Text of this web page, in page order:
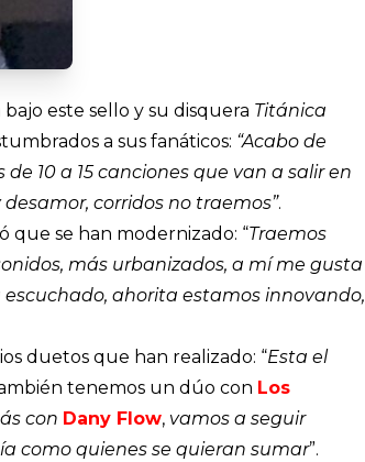
este sello y su disquera Titánica
a sus fanáticos: “Acabo de
10 a 15 canciones que van a salir en
corridos no traemos”.
que se han modernizado: “Traemos
más urbanizados, a mí me gusta
ahorita estamos innovando,
duetos que han realizado: “Esta el
tenemos un dúo con Los
con Dany Flow, vamos a seguir
como quienes se quieran sumar”.